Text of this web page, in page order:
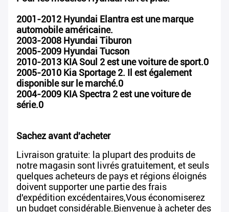
2001-2012 Hyundai Elantra est une marque
automobile américaine.
2003-2008 Hyundai Tiburon
2005-2009 Hyundai Tucson
2010-2013 KIA Soul 2 est une voiture de sport.0
2005-2010 Kia Sportage 2. Il est également
disponible sur le marché.0
2004-2009 KIA Spectra 2 est une voiture de
série.0
Sachez avant d'acheter
Livraison gratuite: la plupart des produits de
notre magasin sont livrés gratuitement, et seuls
quelques acheteurs de pays et régions éloignés
doivent supporter une partie des frais
d'expédition excédentaires,Vous économiserez
un budget considérable.Bienvenue à acheter des